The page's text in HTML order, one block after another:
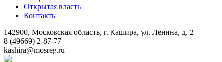
Открытая власть
Контакты
142900, Московская область, г. Кашира, ул. Ленина, д. 2
8 (49669) 2-87-77
kashira@mosreg.ru